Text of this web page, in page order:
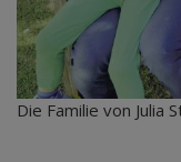
Die Familie von Julia